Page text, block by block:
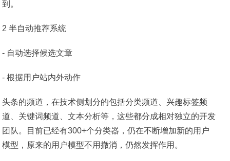
到。
2 半自动推荐系统
- 自动选择候选文章
- 根据用户站内外动作
头条的频道，在技术侧划分的包括分类频道、兴趣标签频
道、关键词频道、文本分析等，这些都分成相对独立的开发
团队。目前已经有300+个分类器，仍在不断增加新的用户
模型，原来的用户模型不用撤消，仍然发挥作用。